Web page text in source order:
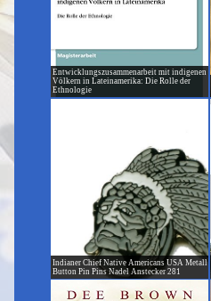
Entwicklungszusammenarbeit mit indigenen
Völkern in Lateinamerika: Die Rolle der
Ethnologie
Indianer Chief Native Americans USA Metall
Button Pin Pins Nadel Anstecker 281